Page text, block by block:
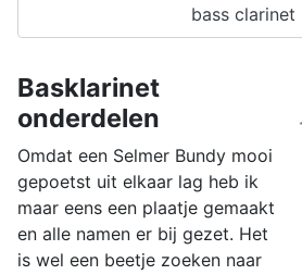
bass clarinet
Basklarinet
onderdelen
Omdat een Selmer Bundy mooi
gepoetst uit elkaar lag heb ik
maar eens een plaatje gemaakt
en alle namen er bij gezet. Het
is wel een beetje zoeken naar